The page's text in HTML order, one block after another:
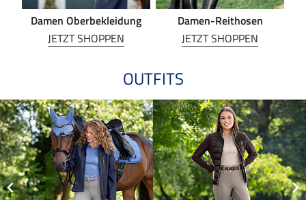
Damen Oberbekleidung
JETZT SHOPPEN
Damen-Reithosen
JETZT SHOPPEN
OUTFITS